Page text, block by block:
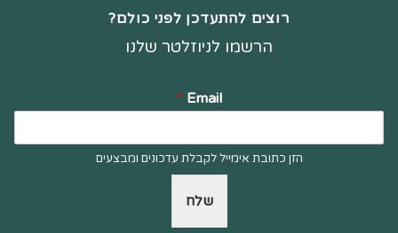
רוצים להתעדכן לפני כולם?
הרשמו לניוזלטר שלנו
Email
*
הזן כתובת אימייל לקבלת עדכונים ומבצעים
שלח